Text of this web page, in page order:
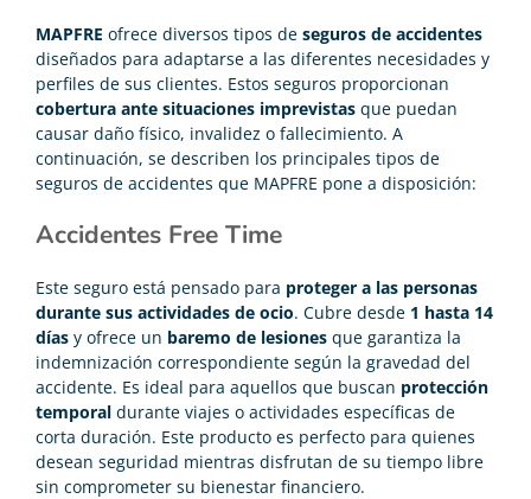
MAPFRE ofrece diversos tipos de seguros de accidentes
diseñados para adaptarse a las diferentes necesidades y
perfiles de sus clientes. Estos seguros proporcionan
cobertura ante situaciones imprevistas que puedan
causar daño físico, invalidez o fallecimiento. A
continuación, se describen los principales tipos de
seguros de accidentes que MAPFRE pone a disposición:
Accidentes Free Time
Este seguro está pensado para proteger a las personas
durante sus actividades de ocio. Cubre desde 1 hasta 14
días y ofrece un baremo de lesiones que garantiza la
indemnización correspondiente según la gravedad del
accidente. Es ideal para aquellos que buscan protección
temporal durante viajes o actividades específicas de
corta duración. Este producto es perfecto para quienes
desean seguridad mientras disfrutan de su tiempo libre
sin comprometer su bienestar financiero.